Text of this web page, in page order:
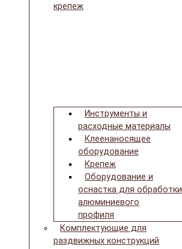
крепеж
Инструменты и
расходные материалы
Клеенаносящее
оборудование
Крепеж
Оборудование и
оснастка для обработки
алюминиевого
профиля
Комплектующие для
раздвижных конструкций